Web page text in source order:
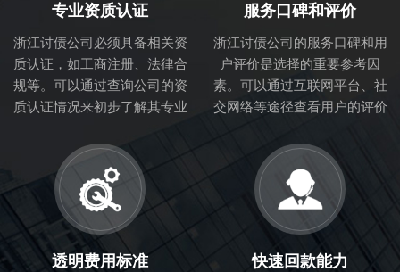
专业资质认证
浙江讨债公司必须具备相关资
质认证，如工商注册、法律合
规等。可以通过查询公司的资
质认证情况来初步了解其专业
服务口碑和评价
浙江讨债公司的服务口碑和用
户评价是选择的重要参考因
素。可以通过互联网平台、社
交网络等途径查看用户的评价
服务质量。
透明费用标准 快速回款能力